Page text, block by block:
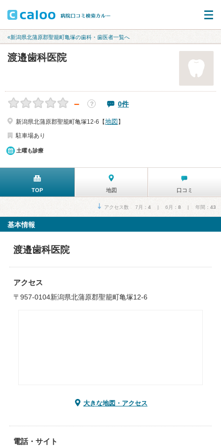
«新潟県北蒲原郡聖籠町亀塚の歯科・歯医者一覧へ
渡邉歯科医院
－ ？ 0件
新潟県北蒲原郡聖籠町亀塚12-6【地図 】
駐車場あり
土曜も診療
TOP 地図 口コミ
アクセス数 7月： 4 | 6月： 8 | 年間： 43
基本情報
渡邉歯科医院
アクセス
〒957-0104新潟県北蒲原郡聖籠町亀塚12-6
大きな地図・アクセス
電話・サイト